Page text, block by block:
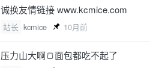
诚换友情链接 www.kcmice.com
站长 kcmice 10月前
压力山大啊🍞面包都吃不起了